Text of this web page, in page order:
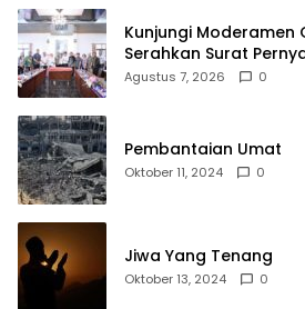
Kunjungi Moderamen
Serahkan Surat
Penyerahan Aset
Agustus 7, 2026 0
Pembantaian Umat
Oktober 11, 2024 0
Jiwa Yang Tenang
Oktober 13, 2024 0